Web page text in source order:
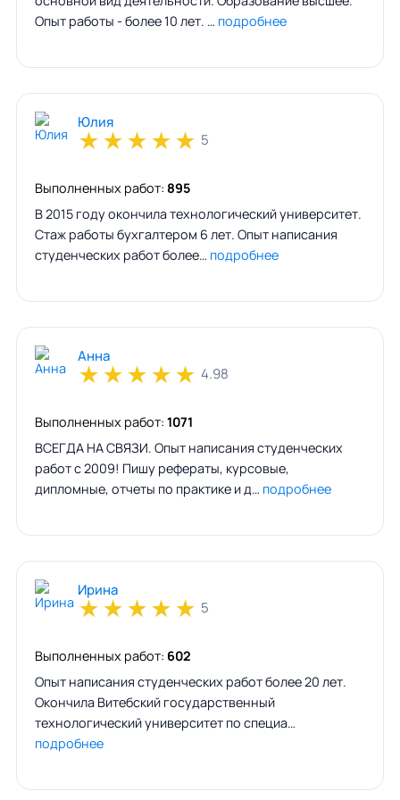
Опыт работы - более 10 лет. … подробнее
Юлия
★★★★★ 5
Выполненных работ: 895
В 2015 году окончила технологический университет.
Стаж работы бухгалтером 6 лет. Опыт написания
студенческих работ более… подробнее
Анна
★★★★★ 4.98
Выполненных работ: 1071
ВСЕГДА НА СВЯЗИ. Опыт написания студенческих
работ с 2009! Пишу рефераты, курсовые,
дипломные, отчеты по практике и д… подробнее
Ирина
★★★★★ 5
Выполненных работ: 602
Опыт написания студенческих работ более 20 лет.
Окончила Витебский государственный
технологический университет по специа…
подробнее